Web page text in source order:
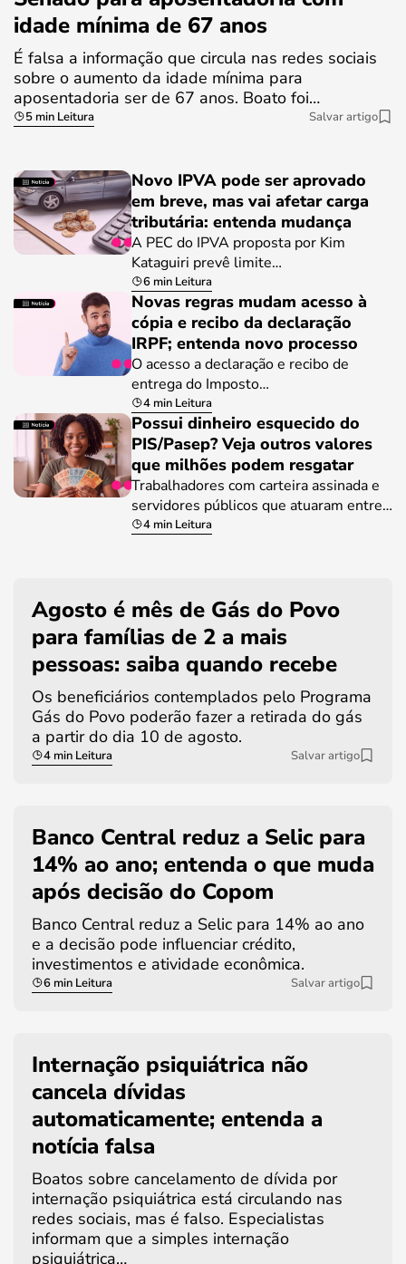
idade mínima de 67 anos
É falsa a informação que circula nas redes sociais
sobre o aumento da idade mínima para
aposentadoria ser de 67 anos. Boato foi…
5 min Leitura Salvar artigo
Novo IPVA pode ser aprovado
em breve, mas vai afetar carga
tributária: entenda mudança
A PEC do IPVA proposta por Kim
Kataguiri prevê limite…
6 min Leitura
Novas regras mudam acesso à
cópia e recibo da declaração
IRPF; entenda novo processo
O acesso a declaração e recibo de
entrega do Imposto…
4 min Leitura
Possui dinheiro esquecido do
PIS/Pasep? Veja outros valores
que milhões podem resgatar
Trabalhadores com carteira assinada e
servidores públicos que atuaram entre…
4 min Leitura
Agosto é mês de Gás do Povo
para famílias de 2 a mais
pessoas: saiba quando recebe
Os beneficiários contemplados pelo Programa
Gás do Povo poderão fazer a retirada do gás
a partir do dia 10 de agosto.
4 min Leitura Salvar artigo
Banco Central reduz a Selic para
14% ao ano; entenda o que muda
após decisão do Copom
Banco Central reduz a Selic para 14% ao ano
e a decisão pode influenciar crédito,
investimentos e atividade econômica.
6 min Leitura Salvar artigo
Internação psiquiátrica não
cancela dívidas
automaticamente; entenda a
notícia falsa
Boatos sobre cancelamento de dívida por
internação psiquiátrica está circulando nas
redes sociais, mas é falso. Especialistas
informam que a simples internação
psiquiátrica…